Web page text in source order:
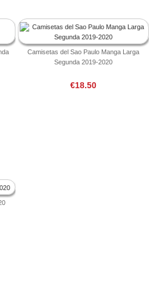
Camisetas del Sao Paulo Manga Larga
Segunda 2019-2020
€18.50